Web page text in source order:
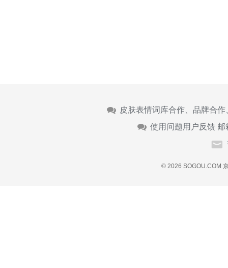
皮肤表情词库合作、品牌合
使用问题用户反馈 邮
© 2026 SOGOU.COM